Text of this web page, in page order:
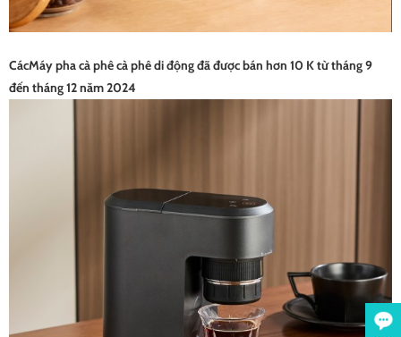
CácMáy pha cà phê cà phê di độngđã được bán hơn 10 K từ tháng 9
đến tháng 12 năm 2024